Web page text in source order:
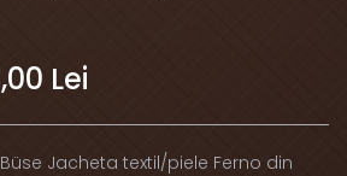
Lei
Jacheta textil/piele Ferno din